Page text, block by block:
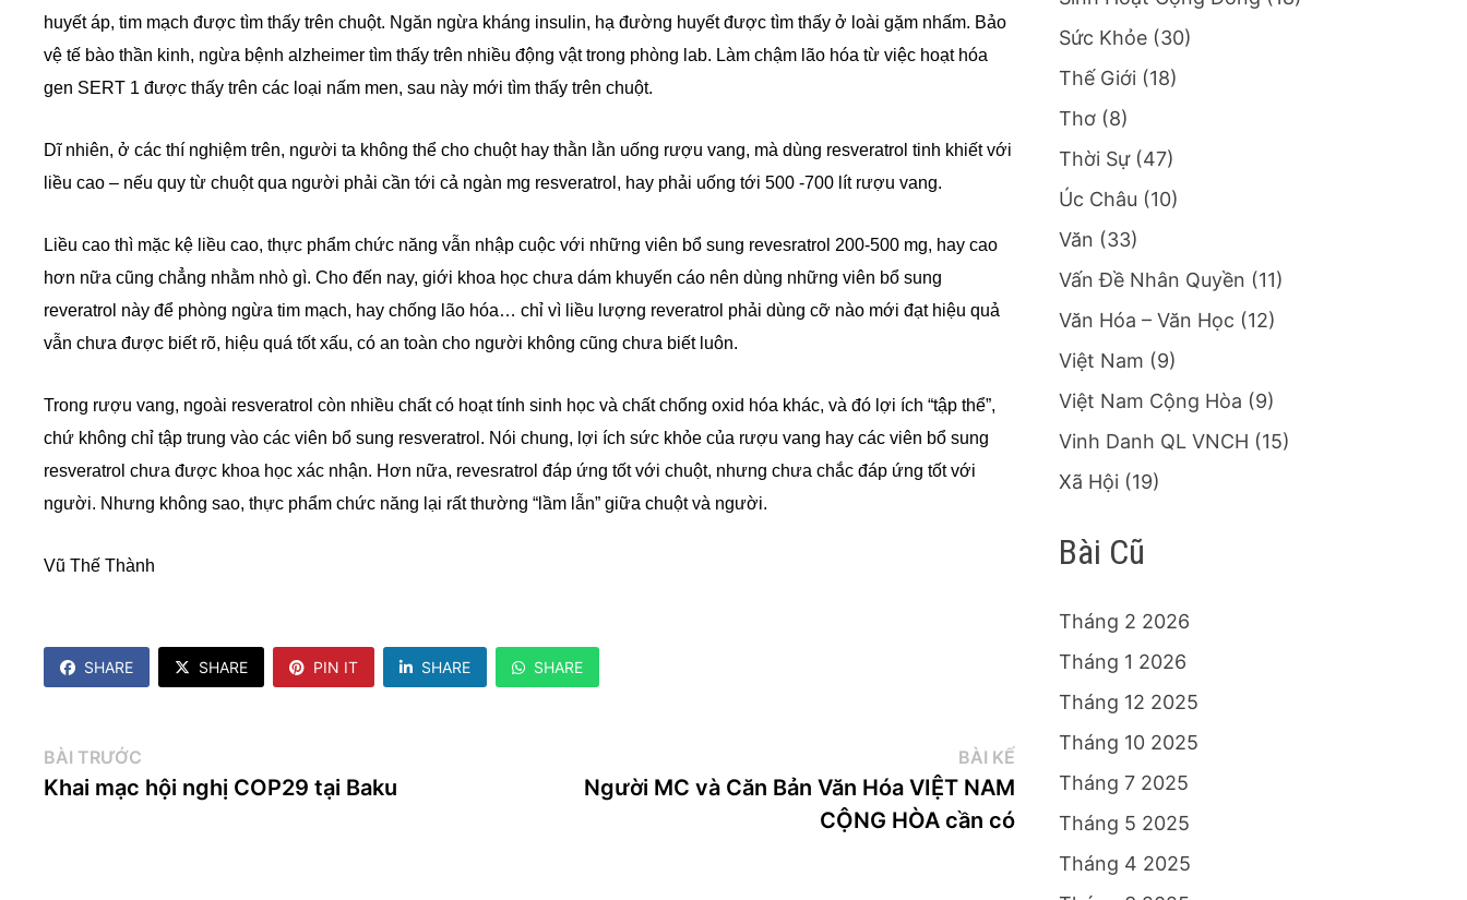
huyết áp, tim mạch được tìm thấy trên chuột. Ngăn ngừa kháng insulin, hạ đường huyết được tìm thấy ở loài gặm nhấm. Bảo
vệ tế bào thần kinh, ngừa bệnh alzheimer tìm thấy trên nhiều động vật trong phòng lab. Làm chậm lão hóa từ việc hoạt hóa
gen SERT 1 được thấy trên các loại nấm men, sau này mới tìm thấy trên chuột.
Dĩ nhiên, ở các thí nghiệm trên, người ta không thể cho chuột hay thằn lằn uống rượu vang, mà dùng resveratrol tinh khiết với
liều cao – nếu quy từ chuột qua người phải cần tới cả ngàn mg resveratrol, hay phải uống tới 500 -700 lít rượu vang.
Liều cao thì mặc kệ liều cao, thực phẩm chức năng vẫn nhập cuộc với những viên bổ sung revesratrol 200-500 mg, hay cao
hơn nữa cũng chẳng nhằm nhò gì. Cho đến nay, giới khoa học chưa dám khuyến cáo nên dùng những viên bổ sung
reveratrol này để phòng ngừa tim mạch, hay chống lão hóa… chỉ vì liều lượng reveratrol phải dùng cỡ nào mới đạt hiệu quả
vẫn chưa được biết rõ, hiệu quá tốt xấu, có an toàn cho người không cũng chưa biết luôn.
Trong rượu vang, ngoài resveratrol còn nhiều chất có hoạt tính sinh học và chất chống oxid hóa khác, và đó lợi ích “tập thể”,
chứ không chỉ tập trung vào các viên bổ sung resveratrol. Nói chung, lợi ích sức khỏe của rượu vang hay các viên bổ sung
resveratrol chưa được khoa học xác nhận. Hơn nữa, revesratrol đáp ứng tốt với chuột, nhưng chưa chắc đáp ứng tốt với
người. Nhưng không sao, thực phẩm chức năng lại rất thường “lầm lẫn” giữa chuột và người.
Vũ Thế Thành
SHARE SHARE PIN IT SHARE SHARE
Điều
hướng
BÀI TRƯỚC
trước:
Khai mạc hội nghị COP29 tại Baku
BÀI KẾBài
kế:
Người MC và Căn Bản Văn Hóa VIỆT NAM
CỘNG HÒA cần có
Sức Khỏe(30)
Thế Giới (18)
Thơ(8)
Thời Sự(47)
Úc Châu (10)
Văn (33)
Vấn Đề Nhân Quyền (11)
Văn Hóa – Văn Học (12)
Việt Nam (9)
Việt Nam Cộng Hòa (9)
Vinh Danh QL VNCH (15)
Xã Hội (19)
Bài Cũ
Tháng 2 2026
Tháng 1 2026
Tháng 12 2025
Tháng 10 2025
Tháng 7 2025
Tháng 5 2025
Tháng 4 2025